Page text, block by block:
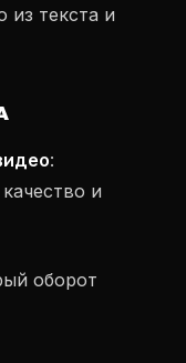
из текста и
:
и
оборот